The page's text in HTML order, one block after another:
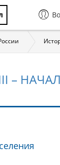
–